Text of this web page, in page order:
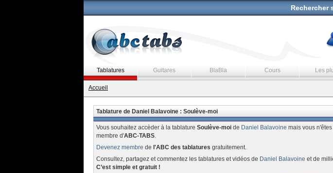
Rechercher
Tablatures Guitares BlaBla Cours Les
Accueil
Tablature de Daniel Balavoine : Soulève-moi
Vous souhaitez accèder à la tablature Soulève-moide Daniel Balavoine mais vous
membre d'ABC-TABS.
Devenez membre de l'ABC des tablatures gratuitement.
Consultez, partagez et commentez les tablatures et vidéos de Daniel Balavoine et de
C’est simple et gratuit !